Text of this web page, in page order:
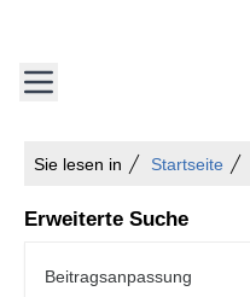
Sie lesen in Startseite
Erweiterte Suche